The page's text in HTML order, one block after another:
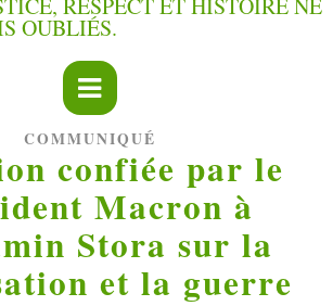
COMMUNIQUÉ
confiée par le
Macron à
Stora sur la
et la guerre